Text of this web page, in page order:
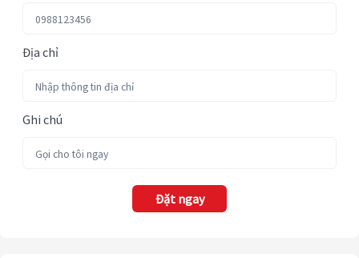
Địa chỉ
Ghi chú
Đặt ngay